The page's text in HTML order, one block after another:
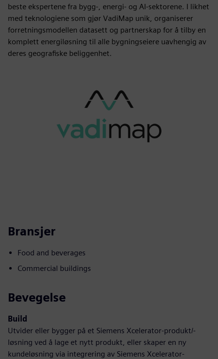
beste ekspertene fra bygg-, energi- og AI-sektorene. I likhet
med teknologiene som gjør VadiMap unik, organiserer
forretningsmodellen datasett og partnerskap for å tilby en
komplett energiløsning til alle bygningseiere uavhengig av
deres geografiske beliggenhet.
Bransjer
Food and beverages
Commercial buildings
Bevegelse
Build
Utvider eller bygger på et Siemens Xcelerator-produkt/-
løsning ved å lage et nytt produkt, eller skaper en ny
kundeløsning via integrering av Siemens Xcelerator-